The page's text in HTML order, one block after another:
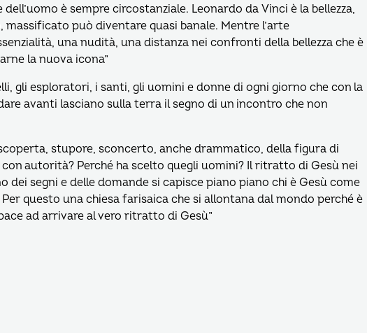
è sempre circostanziale. Leonardo da Vinci è la bellezza,
può diventare quasi banale. Mentre l’arte
una nudità, una distanza nei confronti della bellezza che è
la nuova icona”
gli esploratori, i santi, gli uomini e donne di ogni giorno che con la
avanti lasciano sulla terra il segno di un incontro che non
stupore, sconcerto, anche drammatico, della figura di
autorità? Perché ha scelto quegli uomini? Il ritratto di Gesù nei
dei segni e delle domande si capisce piano piano chi è Gesù come
questo una chiesa farisaica che si allontana dal mondo perché è
ad arrivare al vero ritratto di Gesù”